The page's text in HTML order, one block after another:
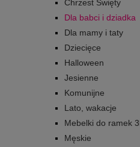
Chrzest Święty
Dla babci i dziadka
Dla mamy i taty
Dziecięce
Halloween
Jesienne
Komunijne
Lato, wakacje
Mebelki do ramek
Męskie